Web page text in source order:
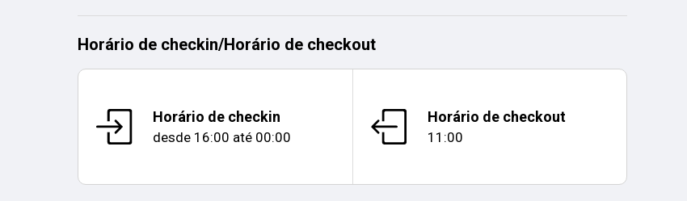
Horário de checkin/Horário de checkout
Horário de checkin
desde 16:00 até 00:00
Horário de checkout
11:00